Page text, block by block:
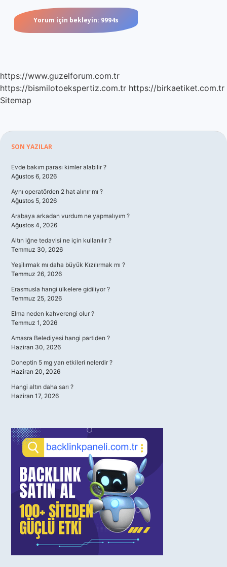
https://www.guzelforum.com.tr
https://bismilotoekspertiz.com.tr https://birkaetiket.com.tr
Sitemap
Sidebar
SON YAZILAR
Evde bakım parası kimler alabilir ?
Ağustos 6, 2026
Aynı operatörden 2 hat alınır mı ?
Ağustos 5, 2026
Arabaya arkadan vurdum ne yapmalıyım ?
Ağustos 4, 2026
Altın iğne tedavisi ne için kullanılır ?
Temmuz 30, 2026
Yeşilırmak mı daha büyük Kızılırmak mı ?
Temmuz 26, 2026
Erasmusla hangi ülkelere gidiliyor ?
Temmuz 25, 2026
Elma neden kahverengi olur ?
Temmuz 1, 2026
Amasra Belediyesi hangi partiden ?
Haziran 30, 2026
Doneptin 5 mg yan etkileri nelerdir ?
Haziran 20, 2026
Hangi altın daha sarı ?
Haziran 17, 2026